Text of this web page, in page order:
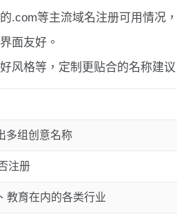
.com等主流域名注册可用情况
面友好。
风格等，定制更贴合的名称建议
多组创意名称
注册
教育在内的各类行业